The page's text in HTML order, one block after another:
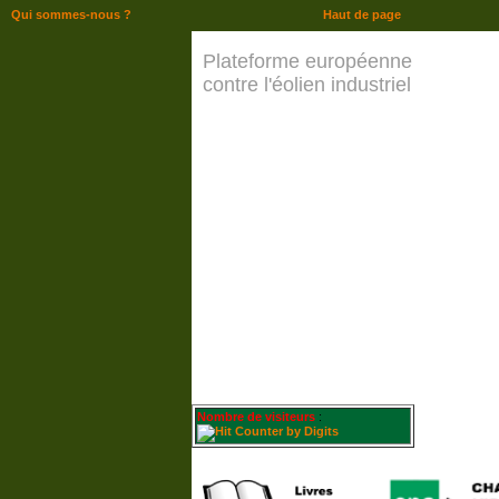
Plateforme européenne
contre l'éolien industriel
Nombre de visiteurs :
Haut de page
Qui sommes-nous ?